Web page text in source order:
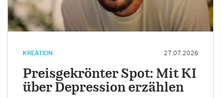
KREATION 27.07.2026
Preisgekrönter Spot: Mit KI
über Depression erzählen